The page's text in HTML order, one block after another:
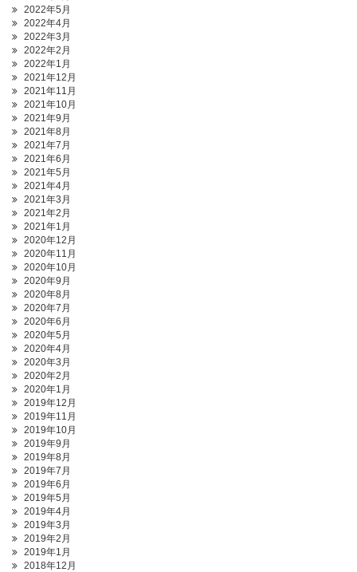
2022年5月
2022年4月
2022年3月
2022年2月
2022年1月
2021年12月
2021年11月
2021年10月
2021年9月
2021年8月
2021年7月
2021年6月
2021年5月
2021年4月
2021年3月
2021年2月
2021年1月
2020年12月
2020年11月
2020年10月
2020年9月
2020年8月
2020年7月
2020年6月
2020年5月
2020年4月
2020年3月
2020年2月
2020年1月
2019年12月
2019年11月
2019年10月
2019年9月
2019年8月
2019年7月
2019年6月
2019年5月
2019年4月
2019年3月
2019年2月
2019年1月
2018年12月